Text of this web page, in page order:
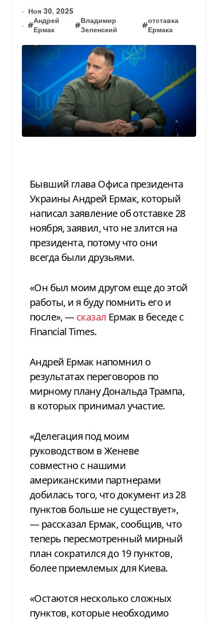
Ноя 30, 2025
#
Андрей
Ермак
#
Владимир
Зеленский
#
отставка
Ермака
Бывший глава Офиса президента
Украины Андрей Ермак, который
написал заявление об отставке 28
ноября, заявил, что не злится на
президента, потому что они
всегда были друзьями.
«Он был моим другом еще до этой
работы, и я буду помнить его и
после», —сказал Ермак в беседе с
Financial Times.
Андрей Ермак напомнил о
результатах переговоров по
мирному плану Дональда Трампа,
в которых принимал участие.
«Делегация под моим
руководством в Женеве
совместно с нашими
американскими партнерами
добилась того, что документ из 28
пунктов больше не существует»,
— рассказал Ермак, сообщив, что
теперь пересмотренный мирный
план сократился до 19 пунктов,
более приемлемых для Киева.
«Остаются несколько сложных
пунктов, которые необходимо